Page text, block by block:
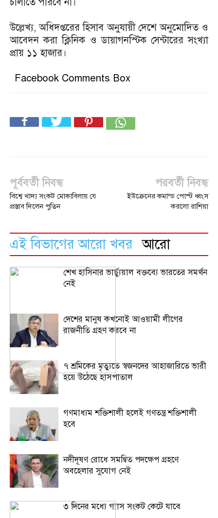
উল্লেখ্য, অধিদপ্তরের হিসাব অনুযায়ী দেশে অনুমোদিত ও
আবেদন করা ক্লিনিক ও ডায়াগনস্টিক সেন্টারের সংখ্যা
প্রায় ১১ হাজার।
Facebook Comments Box
পূর্ববর্তী নিবন্ধ
বিশ্বে খাদ্য সংকট মোকাবিলায় যে
প্রস্তাব দিলেন পুতিন
পরবর্তী নিবন্ধ
ইউক্রেনের কমান্ড পোস্ট ধ্বংস
করলো রাশিয়া
এই বিভাগের আরো খবর আরো
শেখ হাসিনার ভার্চ্যুয়াল বক্তব্যে ভারতের সমর্থন
নেই
দেশের মানুষ কখনোই আওয়ামী লীগের
রাজনীতি গ্রহণ করবে না
৭ শ্রমিকের মৃত্যুতে স্বজনদের আহাজারিতে ভারী
হয়ে উঠেছে হাসপাতাল
গণমাধ্যম শক্তিশালী হলেই গণতন্ত্র শক্তিশালী
হবে
নদীদূষণ রোধে সমন্বিত পদক্ষেপ গ্রহণে
অবহেলার সুযোগ নেই
৩ দিনের মধ্যে গ্যাস সংকট কেটে যাবে